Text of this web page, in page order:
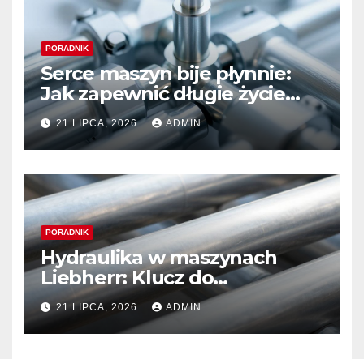
PORADNIK
Serce maszyn bije płynnie:
Jak zapewnić długie życie
systemom hydraulicznym
Sauer Danfoss
21 LIPCA, 2026 ADMIN
PORADNIK
Hydraulika w maszynach
Liebherr: Klucz do
niezawodności i optymalnej
wydajności
21 LIPCA, 2026 ADMIN